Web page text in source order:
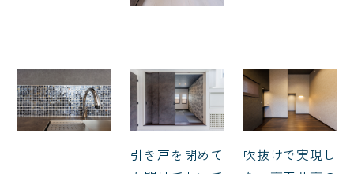
引き戸を閉めて
吹抜けで実現し